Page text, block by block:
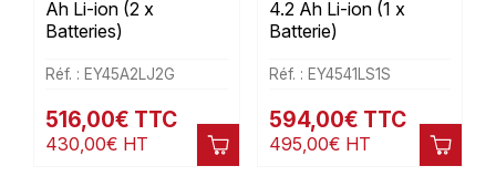
Ah Li-ion (2 x
Batteries)
Réf. : EY45A2LJ2G
516,00€ TTC
430,00€ HT
4.2 Ah Li-ion (1 x
Batterie)
Réf. : EY4541LS1S
594,00€ TTC
495,00€ HT